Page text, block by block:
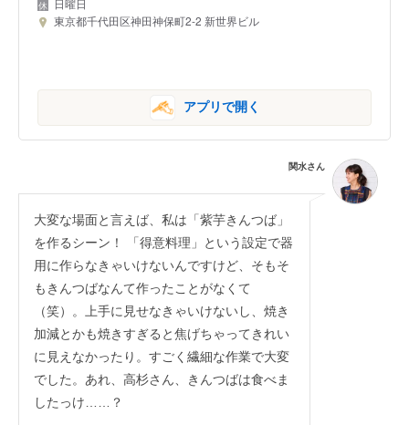
日曜日
東京都千代田区神田神保町2-2 新世界ビル
アプリで開く
関水さん
大変な場面と言えば、私は「紫芋きんつば」
を作るシーン！ 「得意料理」という設定で器
用に作らなきゃいけないんですけど、そもそ
もきんつばなんて作ったことがなくて
（笑）。上手に見せなきゃいけないし、焼き
加減とかも焼きすぎると焦げちゃってきれい
に見えなかったり。すごく繊細な作業で大変
でした。あれ、高杉さん、きんつばは食べま
したっけ……？